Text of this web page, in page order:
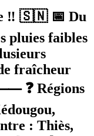
‼️ 🇸🇳 📅 Du
pluies faibles
fraîcheur
❓️ Régions
: Thiès,